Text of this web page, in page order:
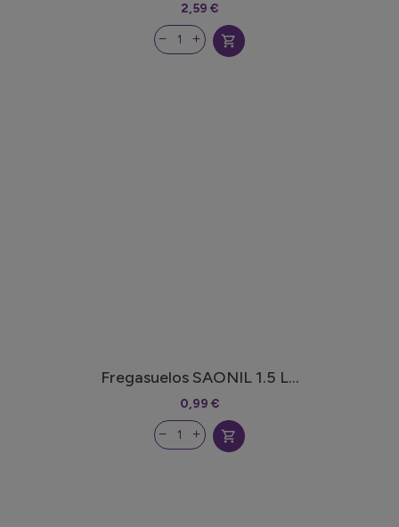
2,59 €
shopping_cart
Fregasuelos SAONIL 1.5 L...
0,99 €
shopping_cart